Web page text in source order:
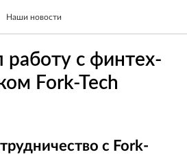
Наши новости
работу с финтех-
Fork-Tech
с Fork-